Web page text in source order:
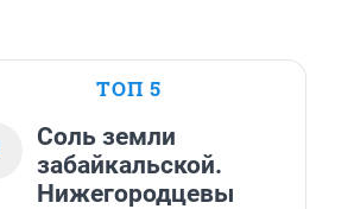
ТОП 5
Соль земли
забайкальской.
Нижегородцевы